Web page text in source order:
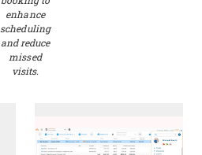
enhance
scheduling
and reduce
missed
visits.